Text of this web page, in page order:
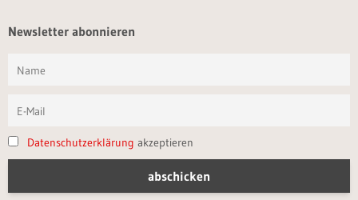
Newsletter abonnieren
Datenschutzerklärung akzeptieren